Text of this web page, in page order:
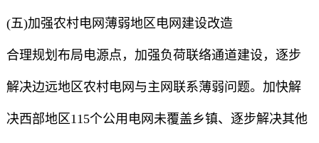
(五)加强农村电网薄弱地区电网建设改造
合理规划布局电源点，加强负荷联络通道建设，逐步
解决边远地区农村电网与主网联系薄弱问题。加快解
决西部地区115个公用电网未覆盖乡镇、逐步解决其他